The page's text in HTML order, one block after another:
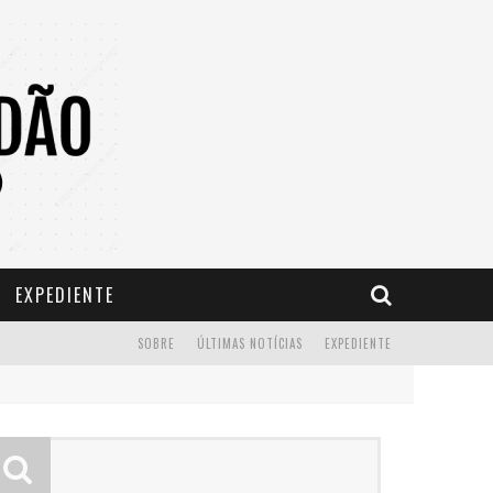
EXPEDIENTE
EXPEDIENTE
ÚLTIMAS NOTÍCIAS
SOBRE